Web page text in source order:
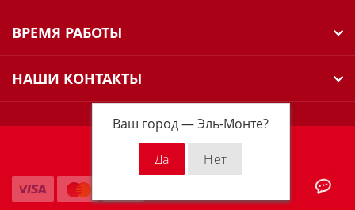
Ваш город —Эль-Монте?
ВРЕМЯ РАБОТЫ
НАШИ КОНТАКТЫ
Milwaukee Russia © 2026